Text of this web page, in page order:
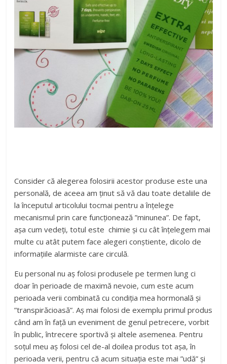
Consider că alegerea folosirii acestor produse este una
personală, de aceea am ținut să vă dau toate detaliile de
la începutul articolului tocmai pentru a înțelege
mecanismul prin care funcționează ”minunea”. De fapt,
așa cum vedeți, totul este chimie și cu cât înțelegem mai
multe cu atât putem face alegeri conștiente, dicolo de
informațiile alarmiste care circulă.
Eu personal nu aș folosi produsele pe termen lung ci
doar în perioade de maximă nevoie, cum este acum
perioada verii combinată cu condiția mea hormonală și
”transpirăcioasă”. Aș mai folosi de exemplu primul produs
când am în față un eveniment de genul petrecere, vorbit
în public, întrecere sportivă și altele asemenea. Pentru
soțul meu aș folosi cel de-al doilea produs tot așa, în
perioada verii, pentru că acum situația este mai ”udă” și